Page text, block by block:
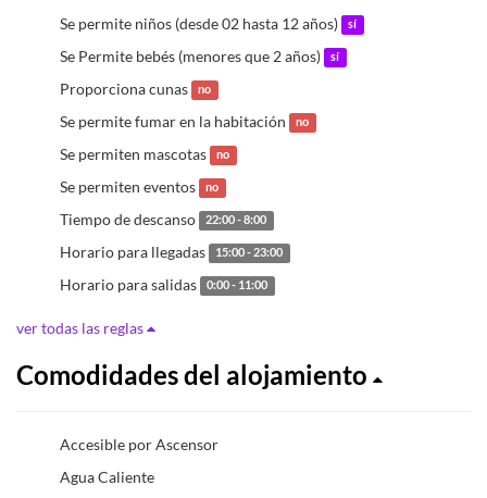
Se permite niños (desde 02 hasta 12 años) sí
Se Permite bebés (menores que 2 años) sí
Proporciona cunas no
Se permite fumar en la habitación no
Se permiten mascotas no
Se permiten eventos no
Tiempo de descanso 22:00 - 8:00
Horario para llegadas 15:00 - 23:00
Horario para salidas 0:00 - 11:00
ver todas las reglas
Comodidades del alojamiento
Accesible por Ascensor
Agua Caliente